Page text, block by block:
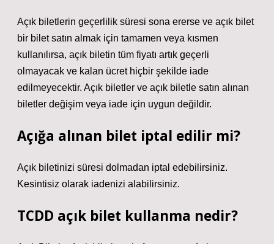
Açık biletlerin geçerlilik süresi sona ererse ve açık bilet
bir bilet satın almak için tamamen veya kısmen
kullanılırsa, açık biletin tüm fiyatı artık geçerli
olmayacak ve kalan ücret hiçbir şekilde iade
edilmeyecektir. Açık biletler ve açık biletle satın alınan
biletler değişim veya iade için uygun değildir.
Açığa alınan bilet iptal edilir mi?
Açık biletinizi süresi dolmadan iptal edebilirsiniz.
Kesintisiz olarak iadenizi alabilirsiniz.
TCDD açık bilet kullanma nedir?